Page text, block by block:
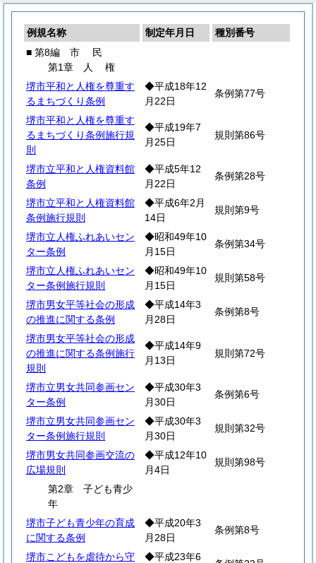
例規名称 制定年月日
種別番号
■ 第8編 市
民
第1章
人権
堺市平和と人権を尊重す
るまちづくり条例
◆平成18年12
月22日
条例第77号
堺市平和と人権を尊重す
るまちづくり条例施行規
則
◆平成19年7
月25日
規則第86号
堺市立平和と人権資料館
条例
◆平成5年12
月22日
条例第28号
堺市立平和と人権資料館
条例施行規則
◆平成6年2月
14日
規則第9号
堺市立人権ふれあいセン
ター条例
◆昭和49年10
月15日
条例第34号
堺市立人権ふれあいセン
ター条例施行規則
◆昭和49年10
月15日
規則第58号
堺市男女平等社会の形成
の推進に関する条例
◆平成14年3
月28日
条例第8号
堺市男女平等社会の形成
の推進に関する条例施行
規則
◆平成14年9
月13日
規則第72号
堺市立男女共同参画セン
ター条例
◆平成30年3
月30日
条例第6号
堺市立男女共同参画セン
ター条例施行規則
◆平成30年3
月30日
規則第32号
堺市男女共同参画交流の
広場規則
◆平成12年10
月4日
規則第98号
第2章 子ども青少
年
堺市子ども青少年の育成
に関する条例
◆平成20年3
月28日
条例第8号
堺市こどもを虐待から守
◆平成23年6